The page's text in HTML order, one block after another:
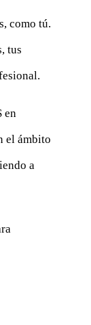
como tú.
tus
en
el ámbito
a